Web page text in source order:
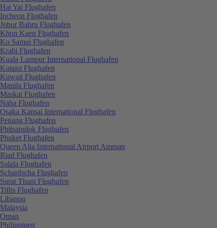
Hat Yai Flughafen
Incheon Flughafen
Johor Bahru Flughafen
Khon Kaen Flughafen
Ko Samui Flughafen
Krabi Flughafen
Kuala Lumpur International Flughafen
Kutaisi Flughafen
Kuwait Flughafen
Manila Flughafen
Maskat Flughafen
Naha Flughafen
Osaka Kansai International Flughafen
Penang Flughafen
Phitsanulok Flughafen
Phuket Flughafen
Queen Alia International Airport Amman
Riad Flughafen
Salala Flughafen
Schardscha Flughafen
Surat Thani Flughafen
Tiflis Flughafen
Libanon
Malaysia
Oman
Philippinen